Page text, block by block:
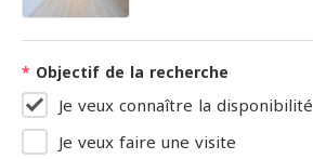
* Objectif de la recherche
Je veux connaître la disponibilité
Je veux faire une visite